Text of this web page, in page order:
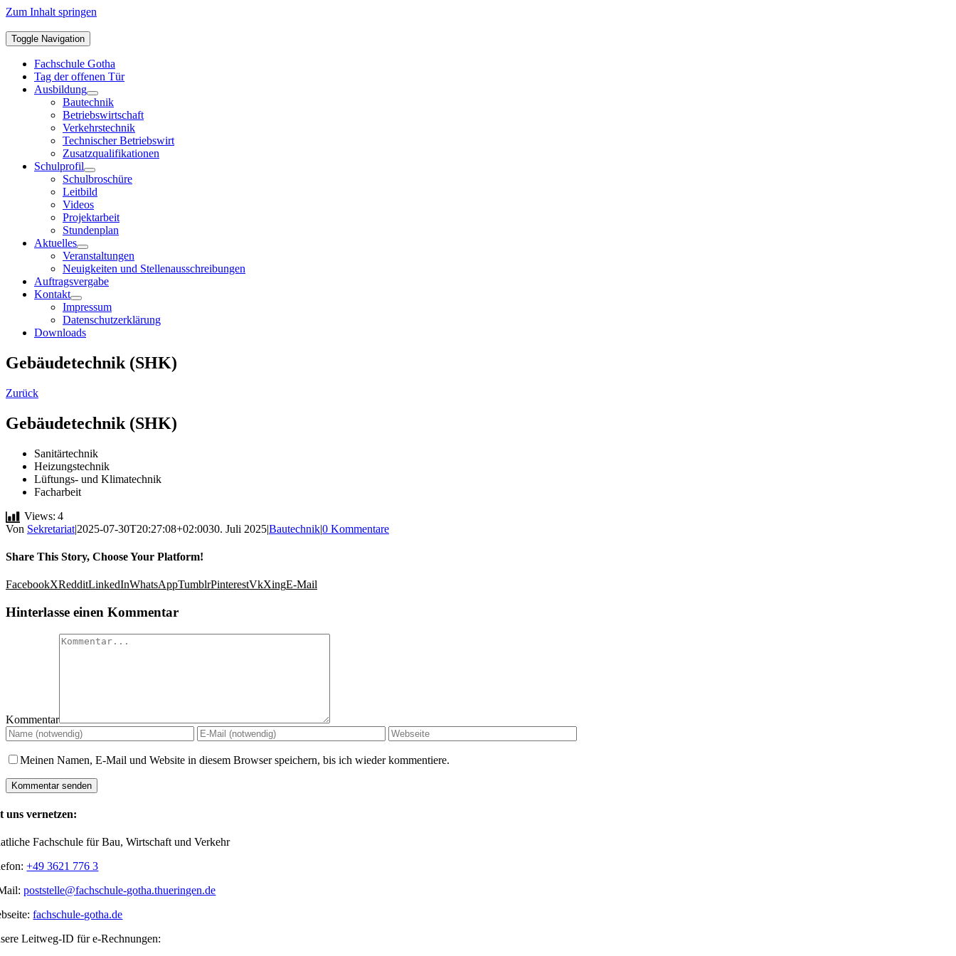
Zum Inhalt springen
Toggle Navigation
Fachschule Gotha
Tag der offenen Tür
Ausbildung
Bautechnik
Betriebswirtschaft
Verkehrstechnik
Technischer Betriebswirt
Zusatzqualifikationen
Schulprofil
Schulbroschüre
Leitbild
Videos
Projektarbeit
Stundenplan
Aktuelles
Veranstaltungen
Neuigkeiten und Stellenausschreibungen
Auftragsvergabe
Kontakt
Impressum
Datenschutzerklärung
Downloads
Gebäudetechnik (SHK)
Zurück
Gebäudetechnik (SHK)
Sanitärtechnik
Heizungstechnik
Lüftungs- und Klimatechnik
Facharbeit
Views: 4
Von Sekretariat|2025-07-30T20:27:08+02:0030. Juli 2025|Bautechnik|0 Kommentare
Share This Story, Choose Your Platform!
FacebookXRedditLinkedInWhatsAppTumblrPinterestVkXingE-Mail
Hinterlasse einen Kommentar
Kommentar
Meinen Namen, E-Mail und Website in diesem Browser speichern, bis ich wieder kommentiere.
uns vernetzen:
Fachschule für Bau, Wirtschaft und Verkehr
+49 3621 776 3
poststelle@fachschule-gotha.thueringen.de
fachschule-gotha.de
Leitweg-ID für e-Rechnungen: